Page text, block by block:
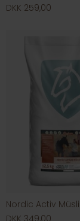
DKK 259,00
Nordic Activ Müsli
DKK 349,00